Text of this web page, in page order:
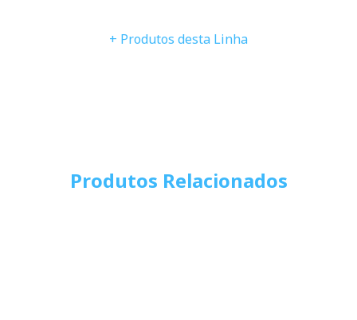
+ Produtos desta Linha
Produtos Relacionados